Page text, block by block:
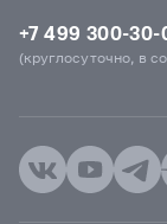
+7 499 300-30-
(круглосуточно, в